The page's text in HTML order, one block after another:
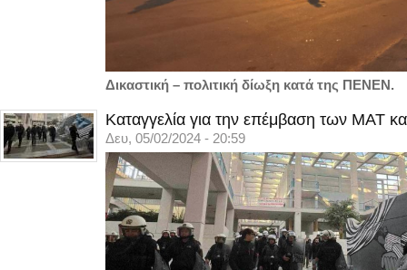
Δικαστική – πολιτική δίωξη κατά της ΠΕΝΕΝ.
Καταγγελία για την επέμβαση των ΜΑΤ
Δευ, 05/02/2024 - 20:59